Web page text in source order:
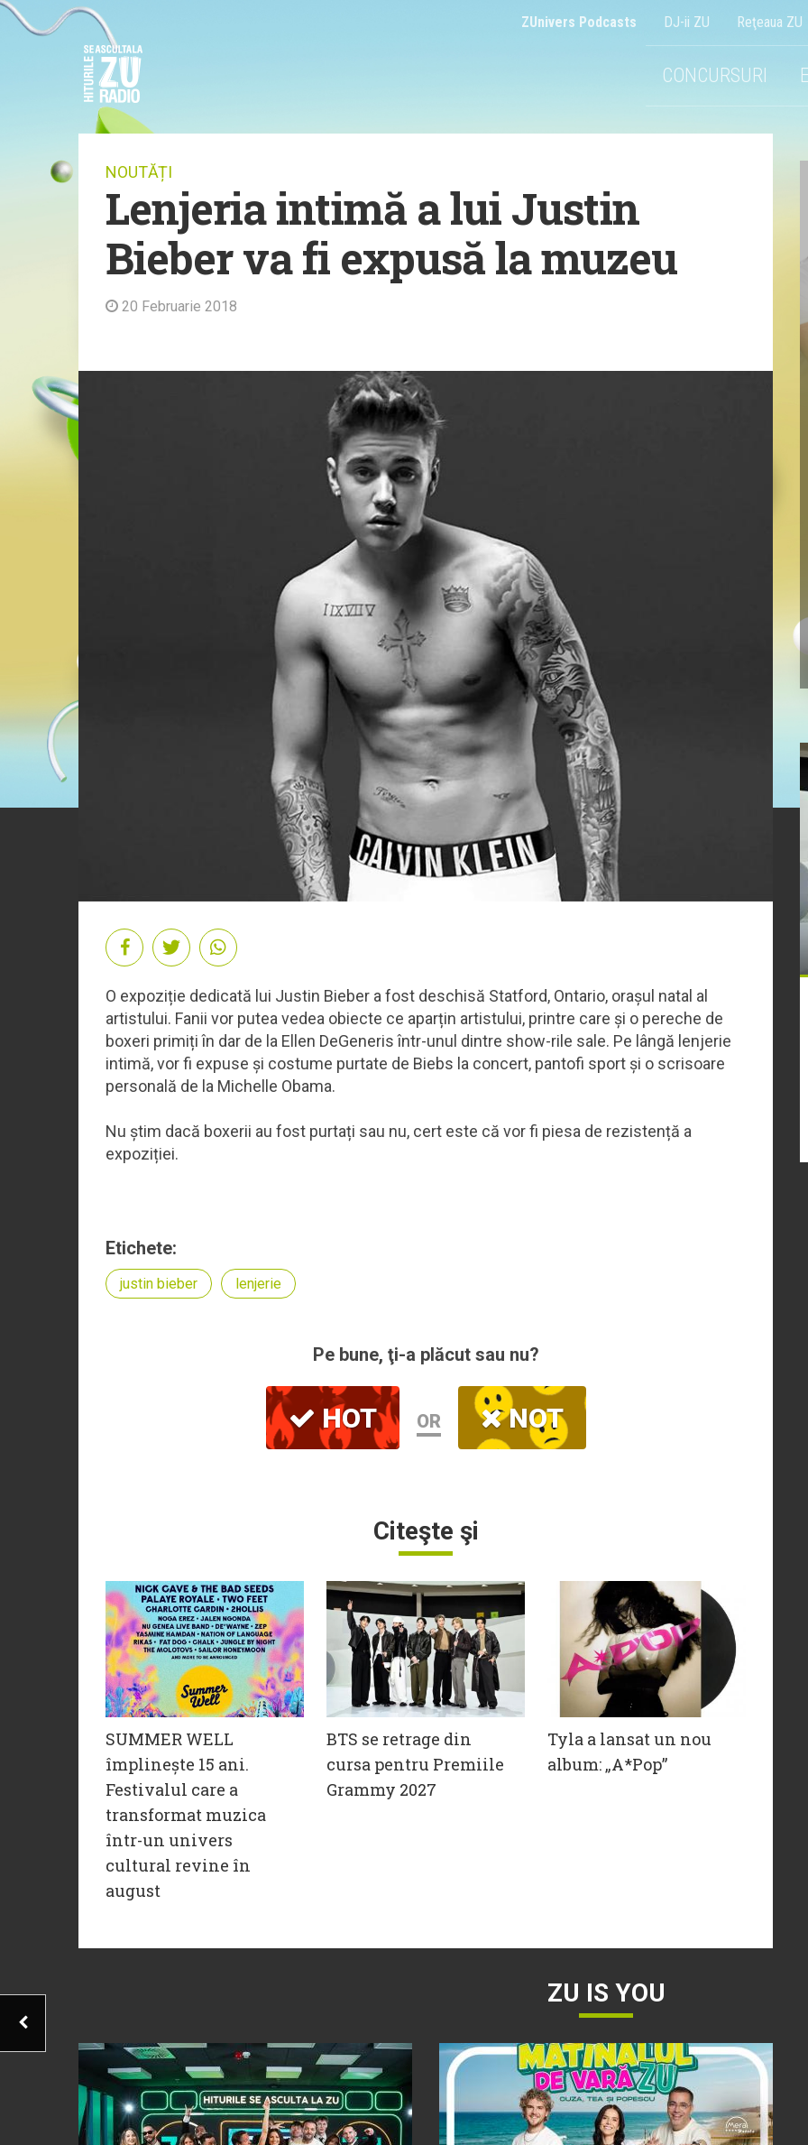
ZUnivers Podcasts DJ-ii ZU Reţeaua ZU
CONCURSURI
NOUTĂȚI
Lenjeria intimă a lui Justin
Bieber va fi expusă la muzeu
20 Februarie 2018
O expoziție dedicată lui Justin Bieber a fost deschisă Statford, Ontario, orașul natal al
artistului. Fanii vor putea vedea obiecte ce aparțin artistului, printre care și o pereche de
boxeri primiți în dar de la Ellen DeGeneris într-unul dintre show-rile sale. Pe lângă lenjerie
intimă, vor fi expuse și costume purtate de Biebs la concert, pantofi sport și o scrisoare
personală de la Michelle Obama.
Nu știm dacă boxerii au fost purtați sau nu, cert este că vor fi piesa de rezistență a
expoziției.
Etichete:
justin bieber lenjerie
Pe bune, ţi-a plăcut sau nu?
HOT OR NOT
Citeşte şi
SUMMER WELL
împlinește 15 ani.
Festivalul care a
transformat muzica
într-un univers
cultural revine în
august
BTS se retrage din
cursa pentru Premiile
Grammy 2027
Tyla a lansat un nou
album: „A*Pop”
ZU IS YOU